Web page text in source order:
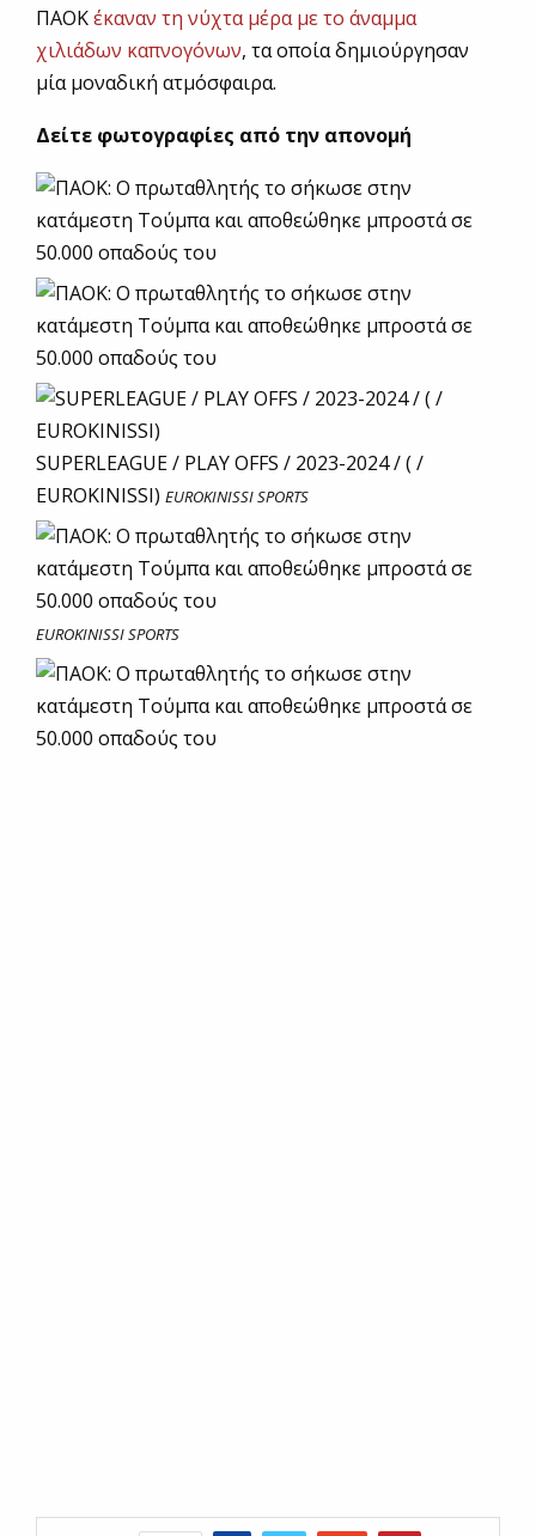
ΠΑΟΚέκαναν τη νύχτα μέρα με το άναμμα
χιλιάδων καπνογόνων, τα οποία δημιούργησαν
μία μοναδική ατμόσφαιρα.
Δείτε φωτογραφίες από την απονομή
SUPERLEAGUE / PLAY OFFS / 2023-2024 / ( /
EUROKINISSI) EUROKINISSI SPORTS
EUROKINISSI SPORTS